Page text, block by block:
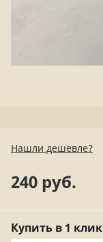
Нашли дешевле?
240 руб.
Купить в 1